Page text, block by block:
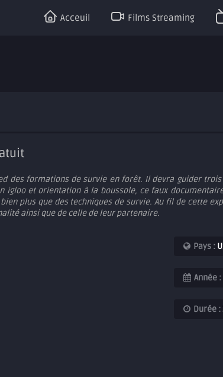
Acceuil Films Streaming
des formations de survie en forêt. Il devra guider
igloo et orientation à la boussole, ce faux
plus que des techniques de survie. Au fil de cette
ainsi que de celle de leur partenaire.
Pays :
Année :
Durée :